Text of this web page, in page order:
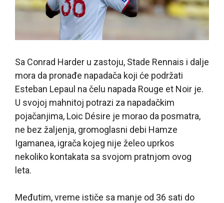
Sa Conrad Harder u zastoju, Stade Rennais i dalje
mora da pronađe napadača koji će podržati
Esteban Lepaul na čelu napada Rouge et Noir je.
U svojoj mahnitoj potrazi za napadačkim
pojačanjima, Loic Désire je morao da posmatra,
ne bez žaljenja, gromoglasni debi Hamze
Igamanea, igrača kojeg nije želeo uprkos
nekoliko kontakata sa svojom pratnjom ovog
leta.
Međutim, vreme ističe sa manje od 36 sati do